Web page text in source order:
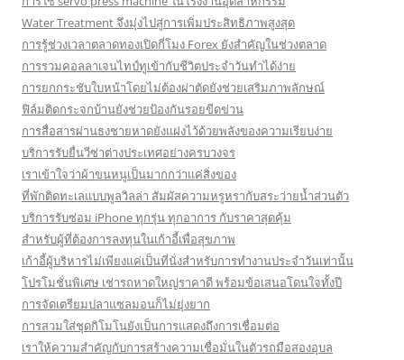
Water Treatment จึงมุ่งไปสู่การเพิ่มประสิทธิภาพสูงสุด
การรู้ช่วงเวลาตลาดทองเปิดกี่โมง Forex ยังสำคัญในช่วงตลาด
การรวมคอลลาเจนไทป์ทูเข้ากับชีวิตประจำวันทำได้ง่าย
การยกกระชับใบหน้าโดยไม่ต้องผ่าตัดยังช่วยเสริมภาพลักษณ์
ฟิล์มติดกระจกบ้านยังช่วยป้องกันรอยขีดข่วน
การสื่อสารผ่านธงชายหาดยังแฝงไว้ด้วยพลังของความเรียบง่าย
บริการรับยื่นวีซ่าต่างประเทศอย่างครบวงจร
เราเข้าใจว่าผ้าขนหนูเป็นมากกว่าแค่สิ่งของ
ที่พักติดทะเลแบบพูลวิลล่า สัมผัสความหรูหรากับสระว่ายน้ำส่วนตัว
บริการรับซ่อม iPhone ทุกรุ่น ทุกอาการ กับราคาสุดคุ้ม
สำหรับผู้ที่ต้องการลงทุนในเก้าอี้เพื่อสุขภาพ
เก้าอี้ผู้บริหารไม่เพียงแค่เป็นที่นั่งสำหรับการทำงานประจำวันเท่านั้น
โปรโมชั่นพิเศษ เช่ารถหาดใหญ่ราคาดี พร้อมข้อเสนอโดนใจทั้งปี
การจัดเตรียมปลาแซลมอนก็ไม่ยุ่งยาก
การสวมใส่ชุดกิโมโนยังเป็นการแสดงถึงการเชื่อมต่อ
เราให้ความสำคัญกับการสร้างความเชื่อมั่นในตัวรถมือสองอุบล